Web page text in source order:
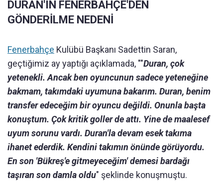
DURAN'IN FENERBAHÇE'DEN
GÖNDERİLME NEDENİ
Fenerbahçe Kulübü Başkanı Sadettin Saran,
geçtiğimiz ay yaptığı açıklamada, ""Duran, çok
yetenekli. Ancak ben oyuncunun sadece yeteneğine
bakmam, takımdaki uyumuna bakarım. Duran, benim
transfer edeceğim bir oyuncu değildi. Onunla başta
konuştum. Çok kritik goller de attı. Yine de maalesef
uyum sorunu vardı. Duran'la devam esek takıma
ihanet ederdik. Kendini takımın önünde görüyordu.
En son 'Bükreş'e gitmeyeceğim' demesi bardağı
taşıran son damla oldu" şeklinde konuşmuştu.